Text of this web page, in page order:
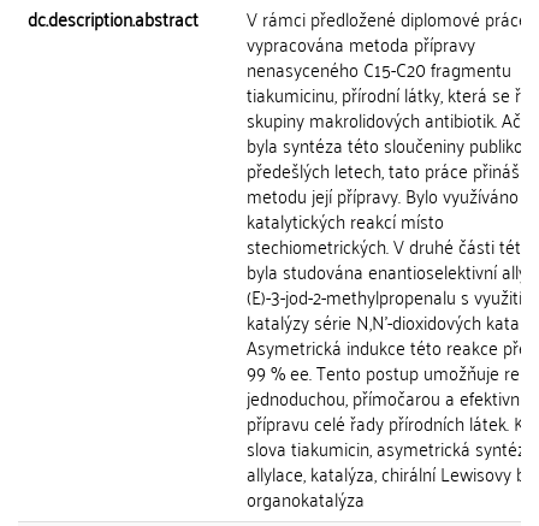
dc.description.abstract
V rámci předložené diplomové práce
vypracována metoda přípravy
nenasyceného C15-C20 fragmentu
tiakumicinu, přírodní látky, která se
skupiny makrolidových antibiotik.
byla syntéza této sloučeniny
předešlých letech, tato práce přináší
metodu její přípravy. Bylo využíváno
katalytických reakcí místo
stechiometrických. V druhé části této
byla studována enantioselektivní
(E)-3-jod-2-methylpropenalu s využitím
katalýzy série N,N'-dioxidových
Asymetrická indukce této reakce
99 % ee. Tento postup umožňuje
jednoduchou, přímočarou a efektivní
přípravu celé řady přírodních látek.
slova tiakumicin, asymetrická syntéza,
allylace, katalýza, chirální Lewisovy
organokatalýza